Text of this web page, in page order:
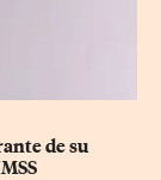
de su